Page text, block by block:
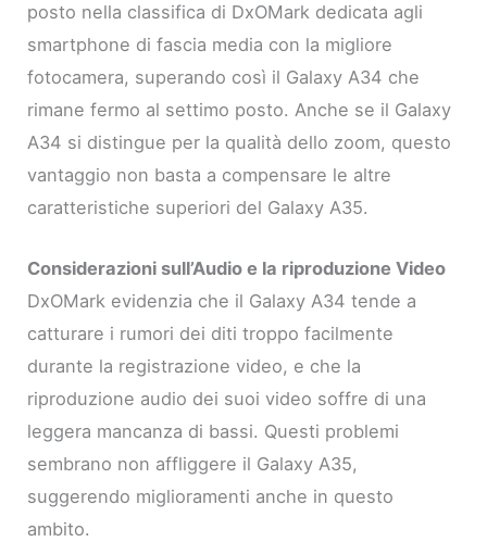
posto nella classifica di DxOMark dedicata agli
smartphone di fascia media con la migliore
fotocamera, superando così il Galaxy A34 che
rimane fermo al settimo posto. Anche se il Galaxy
A34 si distingue per la qualità dello zoom, questo
vantaggio non basta a compensare le altre
caratteristiche superiori del Galaxy A35.
Considerazioni sull’Audio e la riproduzione Video
DxOMark evidenzia che il Galaxy A34 tende a
catturare i rumori dei diti troppo facilmente
durante la registrazione video, e che la
riproduzione audio dei suoi video soffre di una
leggera mancanza di bassi. Questi problemi
sembrano non affliggere il Galaxy A35,
suggerendo miglioramenti anche in questo
ambito.